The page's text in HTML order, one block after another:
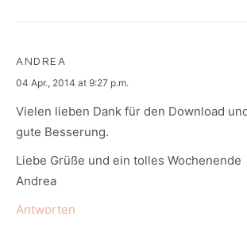
ANDREA
says:
04 Apr., 2014 at 9:27 p.m.
Vielen lieben Dank für den Download
gute Besserung.
Liebe Grüße und ein tolles Wochenende
Andrea
Antworten